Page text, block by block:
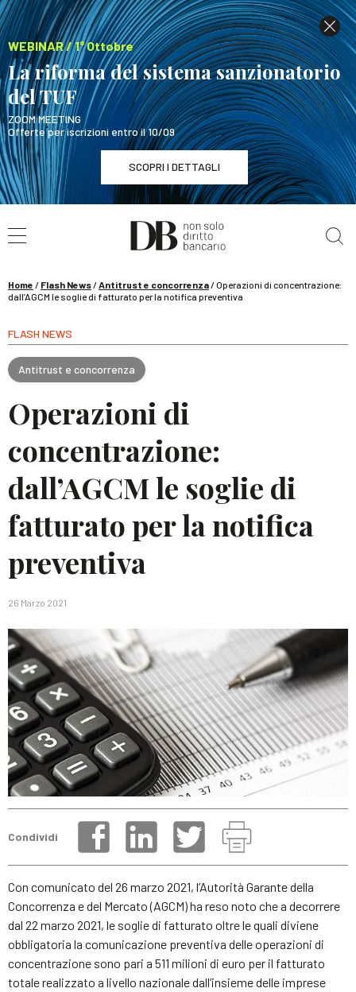
WEBINAR / 1° Ottobre
La riforma del sistema sanzionatorio
del TUF
ZOOM MEETING
Offerte per iscrizioni entro il 10/09
SCOPRI I DETTAGLI
WEBINAR / 1° Ottobre
La riforma del sistema sanzionatorio del TUF
Home / Flash News/Antitrust e concorrenza/Operazioni di concentrazione:
dall’AGCM le soglie di fatturato per la notifica preventiva
FLASH NEWS
Antitrust e concorrenza
Operazioni di
concentrazione:
dall’AGCM le soglie di
fatturato per la notifica
preventiva
26 Marzo 2021
Condividi
Con comunicato del 26 marzo 2021, l’Autorità Garante della
Concorrenza e del Mercato (AGCM) ha reso noto che a decorrere
dal 22 marzo 2021, le soglie di fatturato oltre le quali diviene
obbligatoria la comunicazione preventiva delle operazioni di
concentrazione sono pari a 511 milioni di euro per il fatturato
totale realizzato a livello nazionale dall’insieme delle imprese